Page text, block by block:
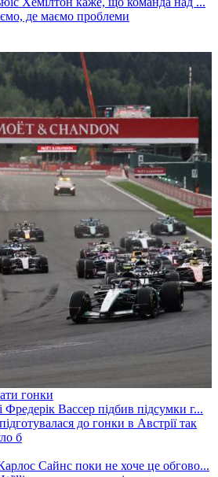
де маємо проблеми
гонки
до гонки в Австрії так
б